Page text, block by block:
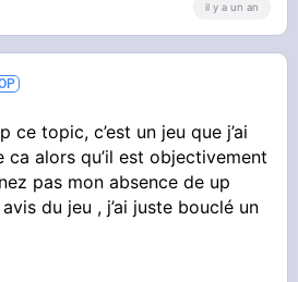
il y a un an
ce topic, c’est un jeu que j’ai
ca alors qu’il est objectivement
pas mon absence de up
du jeu , j’ai juste bouclé un